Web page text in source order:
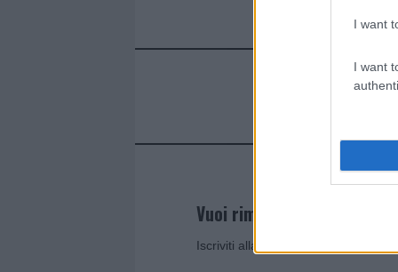
I want
I want
Vuoi rimanere sempre
Iscriviti alla newsletter di Gallura